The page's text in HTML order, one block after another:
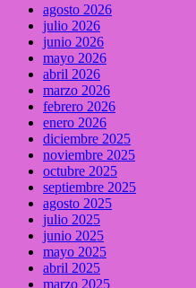
agosto 2026
julio 2026
junio 2026
mayo 2026
abril 2026
marzo 2026
febrero 2026
enero 2026
diciembre 2025
noviembre 2025
octubre 2025
septiembre 2025
agosto 2025
julio 2025
junio 2025
mayo 2025
abril 2025
marzo 2025